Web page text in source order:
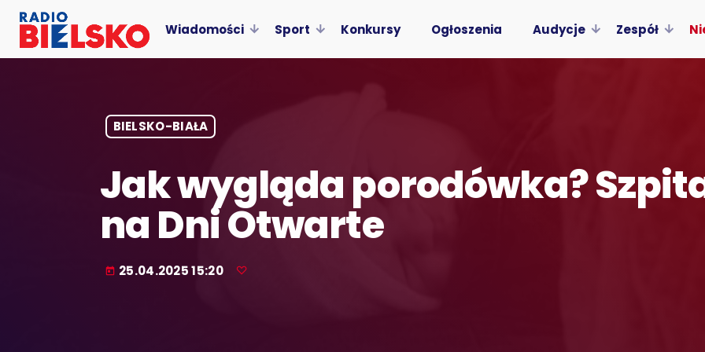
Wiadomości Sport Konkursy Ogłoszenia Audycje Zespół
BIELSKO-BIAŁA
Jak wygląda porodówka?
na Dni Otwarte
today 25.04.2025 15:20